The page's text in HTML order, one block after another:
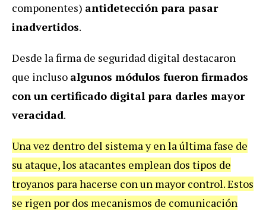
componentes) antidetección para pasar
inadvertidos.
Desde la firma de seguridad digital destacaron
que incluso algunos módulos fueron firmados
con un certificado digital para darles mayor
veracidad.
Una vez dentro del sistema y en la última fase de
su ataque, los atacantes emplean dos tipos de
troyanos para hacerse con un mayor control. Estos
se rigen por dos mecanismos de comunicación